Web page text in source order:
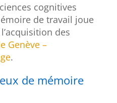
cognitives
de travail joue
des
Genève –
.
de mémoire